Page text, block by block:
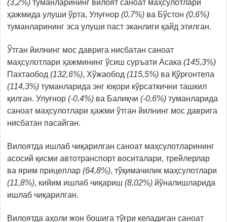
(3,2%) туманларининг вилоят саноат маҳсулотлари
ҳажмида улуши ўрта, Улуғнор (0,7%) ва Бўстон (0,6%)
туманларининг эса улуши паст эканлиги қайд этилган.
Ўтган йилнинг мос даврига нисбатан саноат
маҳсулотлари ҳажмининг ўсиш суръати Aсака (145,3%)
Пахтаобод (132,6%), Хўжаобод (115,5%) ва Қўрғонтепа
(114,3%) туманларида энг юқори кўрсаткични ташкил
қилган. Улуғнор (-0,4%) ва Балиқчи (-0,6%) туманларида
саноат маҳсулотлари ҳажми ўтган йилнинг мос даврига
нисбатан пасайган.
Вилоятда ишлаб чиқарилган саноат маҳсулотларининг
асосий қисми aвтотранспорт воситалари, трейлерлар
ва ярим прицеплар (64,8%), тўқимачилик маҳсулотлари
(11,8%), кийим ишлаб чиқариш (8,02%) йўналишларида
ишлаб чиқарилган.
Вилоятда аҳоли жон бошига тўғри келадиган саноат